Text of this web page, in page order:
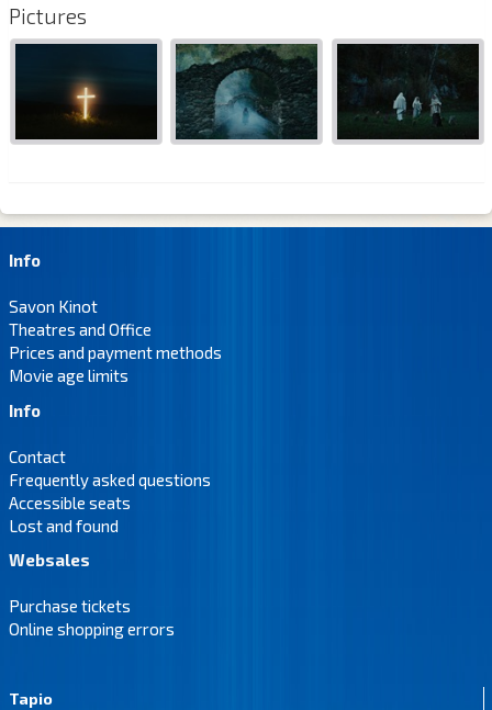
Pictures
Info
Savon Kinot
Theatres and Office
Prices and payment methods
Movie age limits
Info
Contact
Frequently asked questions
Accessible seats
Lost and found
Websales
Purchase tickets
Online shopping errors
Tapio